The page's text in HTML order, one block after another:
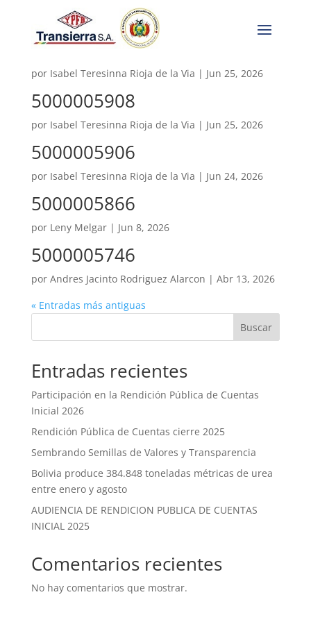
5000005907
por Isabel Teresinna Rioja de la Via | Jun 25, 2026
5000005908
por Isabel Teresinna Rioja de la Via | Jun 25, 2026
5000005906
por Isabel Teresinna Rioja de la Via | Jun 24, 2026
5000005866
por Leny Melgar| Jun 8, 2026
5000005746
por Andres Jacinto Rodriguez Alarcon | Abr 13, 2026
« Entradas más antiguas
Buscar
Entradas recientes
Participación en la Rendición Pública de Cuentas
Inicial 2026
Rendición Pública de Cuentas cierre 2025
Sembrando Semillas de Valores y Transparencia
Bolivia produce 384.848 toneladas métricas de urea
entre enero y agosto
AUDIENCIA DE RENDICION PUBLICA DE CUENTAS
INICIAL 2025
Comentarios recientes
No hay comentarios que mostrar.